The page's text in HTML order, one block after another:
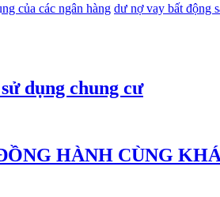
của các ngân hàng dư nợ vay bất động
dụng chung cư
HÀNH CÙNG